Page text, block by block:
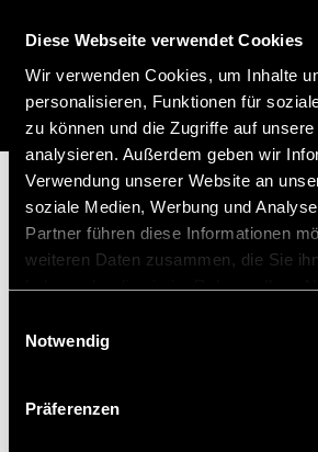
Diese Webseite verwendet Cookies
Wir verwenden Cookies, um Inhalte
personalisieren, Funktionen für
zu können und die Zugriffe auf
analysieren. Außerdem geben wir
Verwendung unserer Website an
soziale Medien, Werbung und
Partner führen diese Informationen
weiteren Daten zusammen, die Sie
Notwendig
Präferenzen
+49 (0) 15127646044
f.guggenmoos@endrich.com
Hersteller
Harvatek
Harvatek ist ein weltbekannter